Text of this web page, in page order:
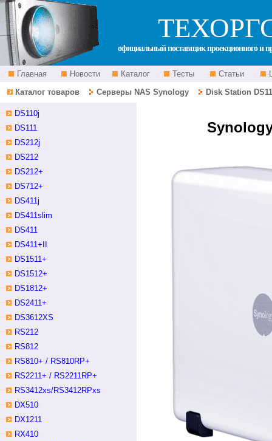
официальный поставщик проекционного и
Главная Новости Каталог Тесты Статьи
Каталог товаров
Серверы NAS Synology Disk Station
DS110j
DS111
DS212j
DS212
DS212+
DS712+
DS411j
DS411slim
DS411
DS411+II
DS1511+
DS1512+
DS1812+
DS2411+
DS3612XS
RS212
RS812
RS810+ / RS810RP+
RS2211+ / RS2211RP+
RS3412xs/RS3412RPxs
DX510
DX1211
RX410